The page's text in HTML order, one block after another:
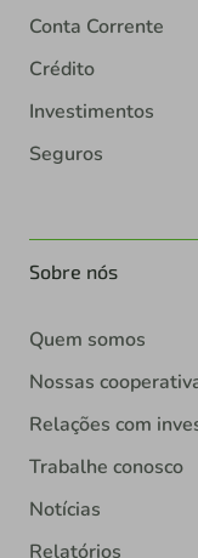
Conta Corrente
Crédito
Investimentos
Seguros
Sobre nós
Quem somos
Nossas
Relações com
Trabalhe conosco
Notícias
Relatórios